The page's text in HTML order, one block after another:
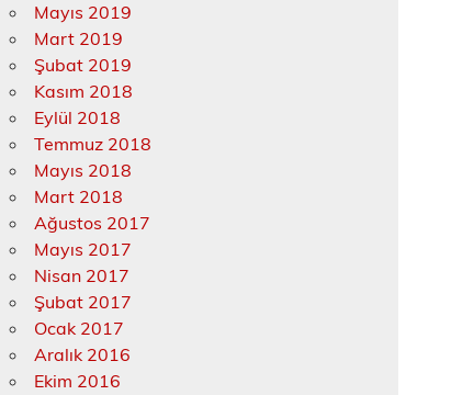
Mayıs 2019
Mart 2019
Şubat 2019
Kasım 2018
Eylül 2018
Temmuz 2018
Mayıs 2018
Mart 2018
Ağustos 2017
Mayıs 2017
Nisan 2017
Şubat 2017
Ocak 2017
Aralık 2016
Ekim 2016